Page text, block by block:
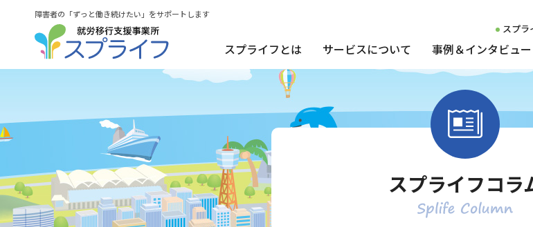
障害者の「ずっと働き続けたい」をサポートします
スプ
スプライフとは
数字で見るスプライフ スタッフボイス
サービスについて
計画相談支援 就
事例＆インタビュー
就職した方の声
雇用事例一覧
知的障害者の雇用
スプライフコラ